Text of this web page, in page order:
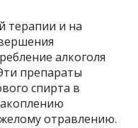
терапии и на
алкоголя
препараты
спирта в
отравлению.